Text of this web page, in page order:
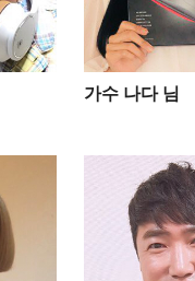
가수 나다 님